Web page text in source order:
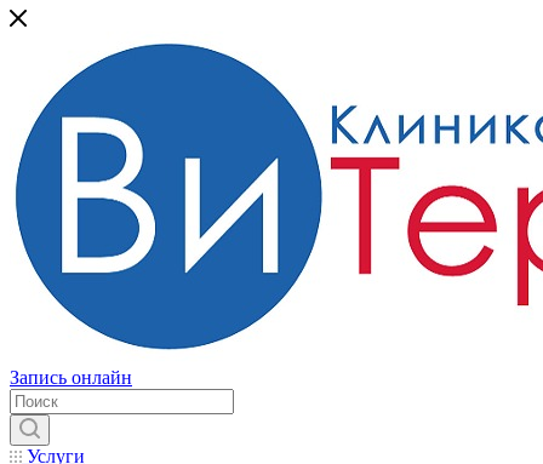
Запись онлайн
Услуги